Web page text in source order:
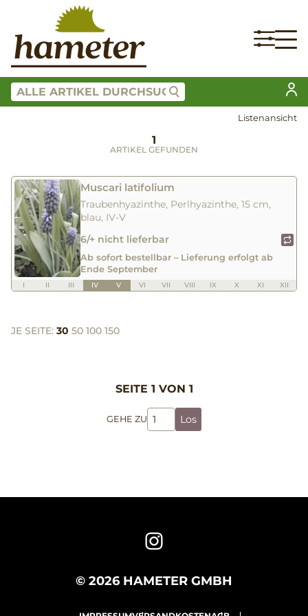
Listenansicht
1
ARTIKEL GEFUNDEN
Muscari latifolium
Traubenhyazinthe, Perlhyazinthe, 15 cm,
blau, IV-V
6/+ nicht lieferbar
Ab sofort bestellbar – Lieferung erfolgt ab
Ende September
I II III IV V VI VII VIII IX X XI XII
JE SEITE: 30 50 100 150
SEITE 1 VON 1
GEHE ZU Los
© 2026 HAMETER GMBH